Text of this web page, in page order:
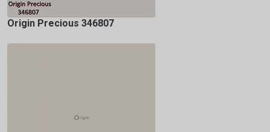
Origin Precious 346807